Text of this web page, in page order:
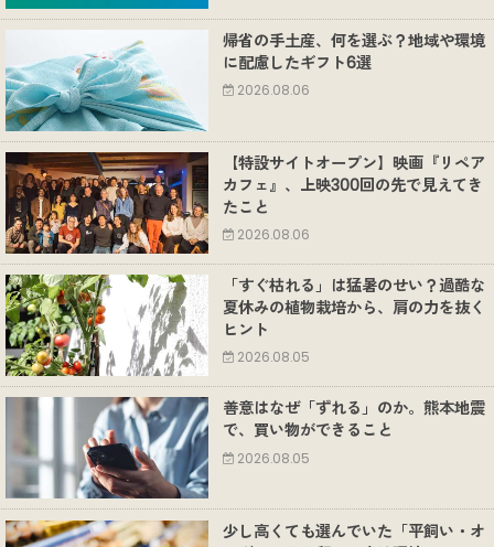
帰省の手土産、何を選ぶ？地域や環境
に配慮したギフト6選
2026.08.06
【特設サイトオープン】映画『リペア
カフェ』、上映300回の先で見えてき
たこと
2026.08.06
「すぐ枯れる」は猛暑のせい？過酷な
夏休みの植物栽培から、肩の力を抜く
ヒント
2026.08.05
善意はなぜ「ずれる」のか。熊本地震
で、買い物ができること
2026.08.05
少し高くても選んでいた「平飼い・オ